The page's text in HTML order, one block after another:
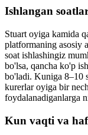
Ishlangan
Stuart oyiga kamida
platformaning asosiy
soat ishlashingiz
bo'lsa, qancha ko'p
bo'ladi. Kuniga 8–10
kurerlar oyiga bir
foydalanadiganlarga
Kun vaqti va